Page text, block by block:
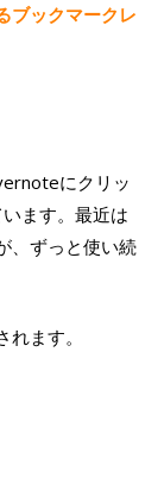
ブックマークレ
にクリッ
ます。最近は
、ずっと使い続
ます。